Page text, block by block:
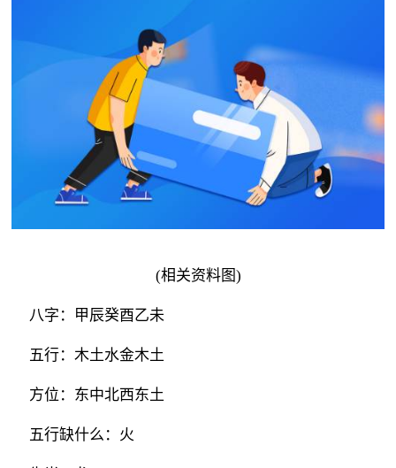
(相关资料图)
八字：甲辰癸酉乙未
五行：木土水金木土
方位：东中北西东土
五行缺什么：火